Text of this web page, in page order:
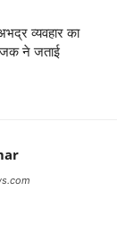
व्यवहार का
ने जताई